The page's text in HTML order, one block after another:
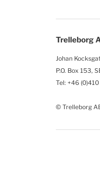
Trelleborg
Johan
P.O. Box 153,
Tel: +46
© Trelleborg